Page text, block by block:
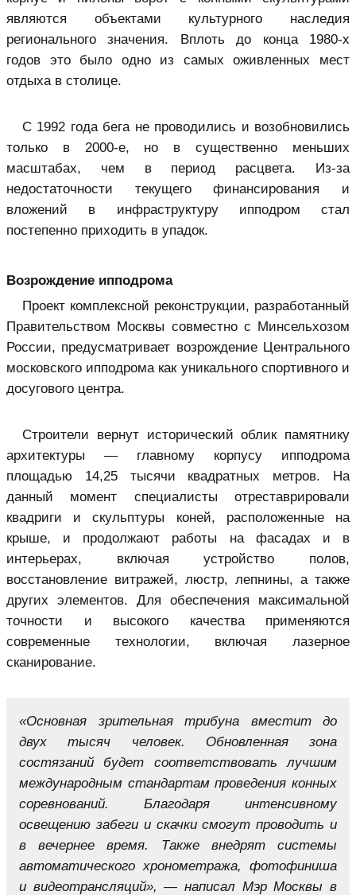
являются объектами культурного наследия
регионального значения. Вплоть до конца 1980-х
годов это было одно из самых оживленных мест
отдыха в столице.
С 1992 года бега не проводились и возобновились
только в 2000-е, но в существенно меньших
масштабах, чем в период расцвета. Из-за
недостаточности текущего финансирования и
вложений в инфраструктуру ипподром стал
постепенно приходить в упадок.
Возрождение ипподрома
Проект комплексной реконструкции, разработанный
Правительством Москвы совместно с Минсельхозом
России, предусматривает возрождение Центрального
московского ипподрома как уникального спортивного и
досугового центра.
Строители вернут исторический облик памятнику
архитектуры — главному корпусу ипподрома
площадью 14,25 тысячи квадратных метров. На
данный момент специалисты отреставрировали
квадриги и скульптуры коней, расположенные на
крыше, и продолжают работы на фасадах и в
интерьерах, включая устройство полов,
восстановление витражей, люстр, лепнины, а также
других элементов. Для обеспечения максимальной
точности и высокого качества применяются
современные технологии, включая лазерное
сканирование.
«Основная зрительная трибуна вместит до
двух тысяч человек. Обновленная зона
состязаний будет соответствовать лучшим
международным стандартам проведения конных
соревнований. Благодаря интенсивному
освещению забеги и скачки смогут проводить и
в вечернее время. Также внедрят системы
автоматического хронометража, фотофиниша
и видеотрансляций», — написал Мэр Москвы в